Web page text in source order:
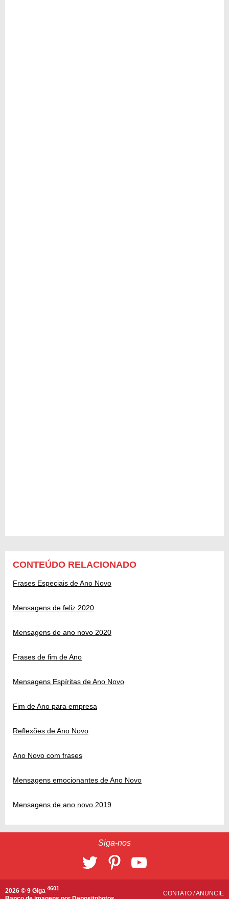
CONTEÚDO RELACIONADO
Frases Especiais de Ano Novo
Mensagens de feliz 2020
Mensagens de ano novo 2020
Frases de fim de Ano
Mensagens Espíritas de Ano Novo
Fim de Ano para empresa
Reflexões de Ano Novo
Ano Novo com frases
Mensagens emocionantes de Ano Novo
Mensagens de ano novo 2019
Siga-nos
2026 © 9 Giga 4601
CONTATO /ANUNCIE